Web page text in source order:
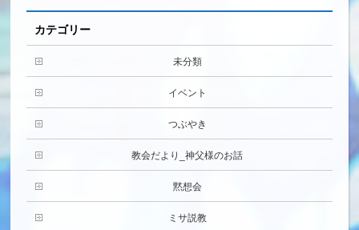
カテゴリー
未分類
イベント
つぶやき
教会だより_神父様のお話
黙想会
ミサ説教